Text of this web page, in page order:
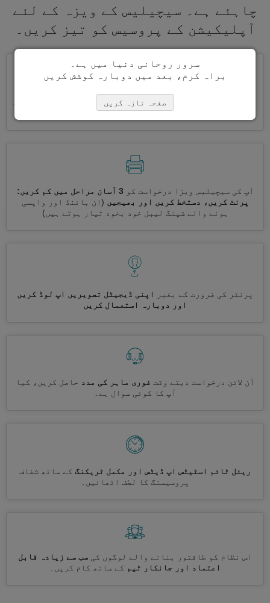
چاہئے ہے۔ سیچیلیس کے ویزہ کے لئے
آپلیکیشن کے پروسیس کو تیز کریں۔
ایک ساتھ کئی ویزے درخواست کریں
خود بخود، تکراری معلومات
درج کرنے کی ضرورت نہیں ہے
آپ کی سیچیلیس ویزا درخواست کو
3 آسان مراحل میں کم کریں:
پرنٹ کریں، دستخط کریں اور بھیجیں (ان بائنڈ اور واپسی
ہونے والے شپنگ لیبل خود بخود تیار ہوتے ہیں)
پرنٹر کی ضرورت کے بغیر
اپنی ڈیجیٹل تصویریں اپ لوڈ کریں
اور دوبارہ استعمال کریں
آن لائن درخواست دیتے وقت فوری ماہر کی مدد حاصل کریں، کیا
آپ کا کوئی سوال ہے۔
ریئل ٹائم اسٹیٹس اپ ڈیٹس اور مکمل ٹریکنگ کے ساتھ شفاف
پروسیسنگ کا لطف اٹھائیں۔
اس نظام کو طاقتور بنانے والے لوگوں کی سب سے زیادہ قابل
اعتماد اور جانکار ٹیم کے ساتھ کام کریں۔
سرور روحانی دنیا میں ہے۔
براہ کرم، بعد میں دوبارہ کوشش کریں
صفحہ تازہ کریں